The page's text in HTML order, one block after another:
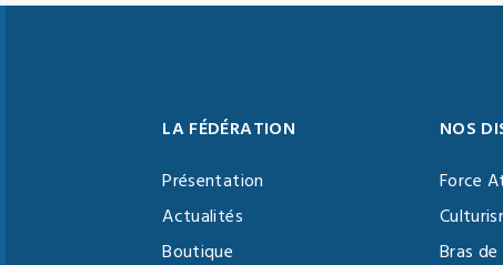
LA FÉDÉRATION
Présentation
Actualités
Boutique
NOS
Force
Bras